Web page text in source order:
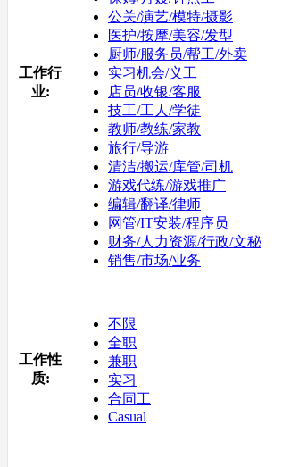
工作行
业:
公关/演艺/模特/摄影
医护/按摩/美容/发型
厨师/服务员/帮工/外卖
实习机会/义工
店员/收银/客服
技工/工人/学徒
教师/教练/家教
旅行/导游
清洁/搬运/库管/司机
游戏代练/游戏推广
编辑/翻译/律师
网管/IT安装/程序员
财务/人力资源/行政/文秘
销售/市场/业务
工作性
质:
不限
全职
兼职
实习
合同工
Casual